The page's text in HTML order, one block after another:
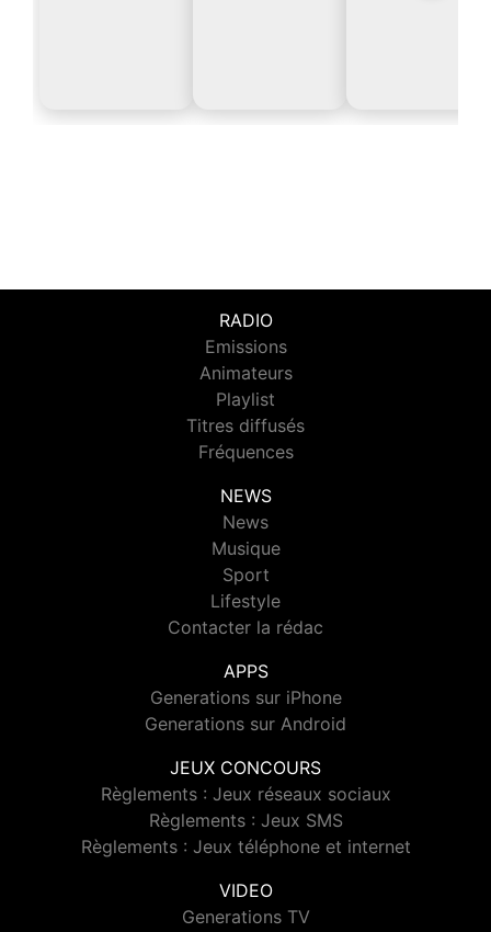
RADIO
Emissions
Animateurs
Playlist
Titres diffusés
Fréquences
NEWS
News
Musique
Sport
Lifestyle
Contacter la rédac
APPS
Generations sur iPhone
Generations sur Android
JEUX CONCOURS
Règlements : Jeux réseaux sociaux
Règlements : Jeux SMS
Règlements : Jeux téléphone et internet
VIDEO
Generations TV